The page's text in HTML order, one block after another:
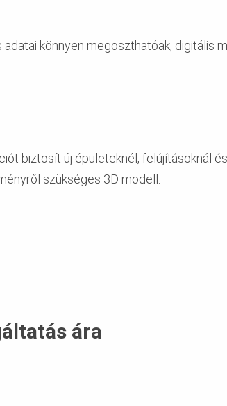
könnyen megoszthatóak, digitális
biztosít új épületeknél, felújításoknál
szükséges 3D modell.
ára